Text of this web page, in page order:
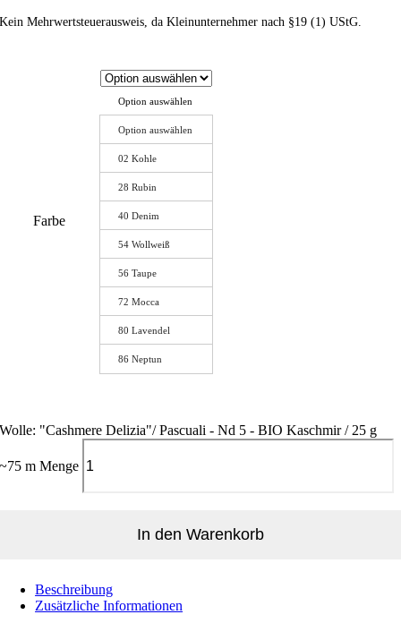
Kein Mehrwertsteuerausweis, da Kleinunternehmer nach §19 (1) UStG.
Farbe
Option auswählen
Option auswählen
02 Kohle
28 Rubin
40 Denim
54 Wollweiß
56 Taupe
72 Mocca
80 Lavendel
86 Neptun
Wolle: "Cashmere Delizia"/ Pascuali - Nd 5 - BIO Kaschmir / 25 g
~75 m Menge
In den Warenkorb
Beschreibung
Zusätzliche Informationen